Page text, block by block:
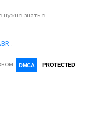
знать о
DMCA PROTECTED